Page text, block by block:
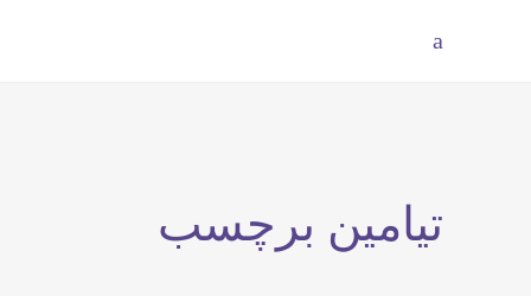
تیامین برچسب